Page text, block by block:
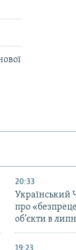
20:33
Український
про
об’єкти в